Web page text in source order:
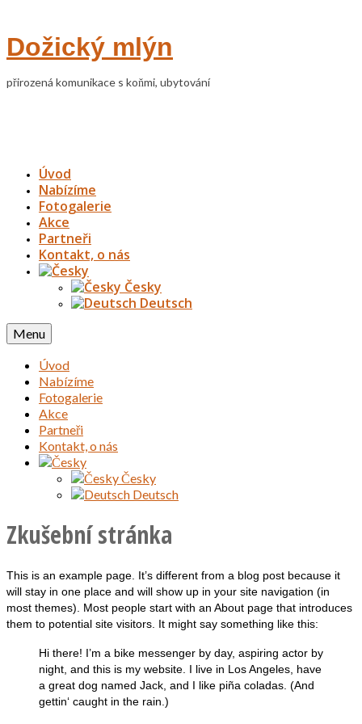
Dožický mlýn
přirozená komunikace s koňmi, ubytování
Úvod
Nabízíme
Fotogalerie
Akce
Partneři
Kontakt, o nás
Česky
Deutsch
Menu
Úvod
Nabízíme
Fotogalerie
Akce
Partneři
Kontakt, o nás
Česky
Deutsch
Zkušební stránka
This is an example page. It’s different from a blog post because it
will stay in one place and will show up in your site navigation (in
most themes). Most people start with an About page that introduces
them to potential site visitors. It might say something like this:
Hi there! I’m a bike messenger by day, aspiring actor by
night, and this is my website. I live in Los Angeles, have
a great dog named Jack, and I like piña coladas. (And
gettin‘ caught in the rain.)